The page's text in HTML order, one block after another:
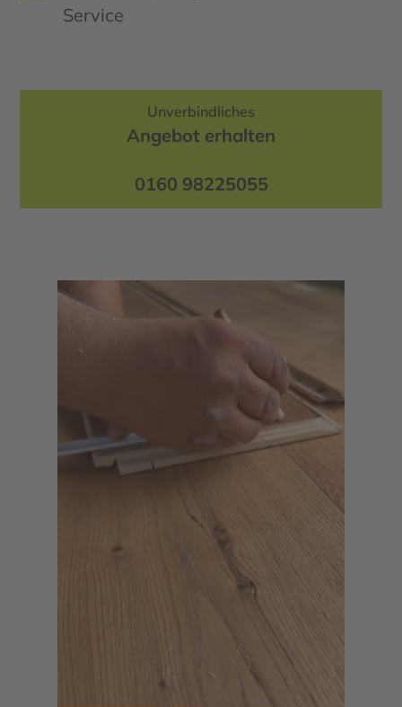
Service
Unverbindliches
Angebot erhalten
0160 98225055